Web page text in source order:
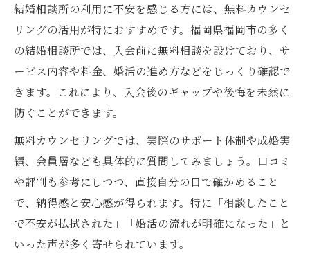
自分に最適な結婚相談所を見極めるコツ
結婚相談所カウンセリングで相性を確認す
る方法
無料相談を活かして自分に合う結婚相談所
を選ぶ
術
仲人型とオンライン型結婚相談所の選び方
比較
結婚相談所の利用に不安を感じる方には、無料カウンセ
リングの活用が特におすすめです。福岡県福岡市の多く
の結婚相談所では、入会前に無料相談を設けており、サ
ービス内容や料金、婚活の進め方などをじっくり確認で
きます。これにより、入会後のギャップや後悔を未然に
防ぐことができます。
無料カウンセリングでは、実際のサポート体制や成婚実
績、会員層なども具体的に質問してみましょう。口コミ
や評判も参考にしつつ、直接自分の目で確かめること
で、納得感と安心感が得られます。特に「相談したこと
で不安が払拭された」「婚活の流れが明確になった」と
いった声が多く寄せられています。